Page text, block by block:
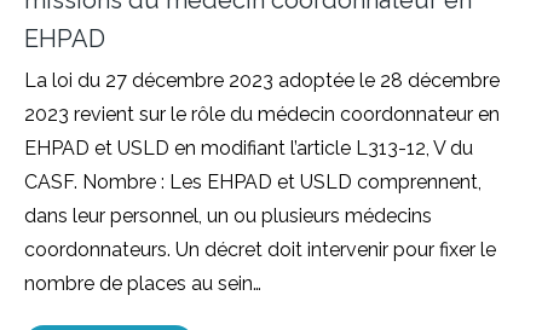
EHPAD
La loi du 27 décembre 2023 adoptée le 28 décembre
2023 revient sur le rôle du médecin coordonnateur en
EHPAD et USLD en modifiant l’article L313-12, V du
CASF. Nombre : Les EHPAD et USLD comprennent,
dans leur personnel, un ou plusieurs médecins
coordonnateurs. Un décret doit intervenir pour fixer le
nombre de places au sein…